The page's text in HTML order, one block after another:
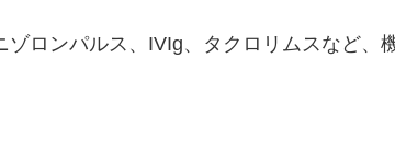
ロンパルス、IVIg、タクロリムスなど、